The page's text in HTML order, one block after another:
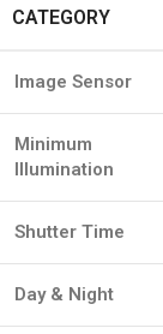
CATEGORY
Image Sensor
Minimum
Illumination
Shutter Time
Day & Night